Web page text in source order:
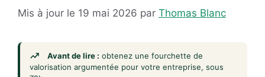
Mis à jour le 19 mai 2026 par Thomas Blanc
Avant de lire : obtenez une fourchette de
valorisation argumentée pour votre entreprise, sous